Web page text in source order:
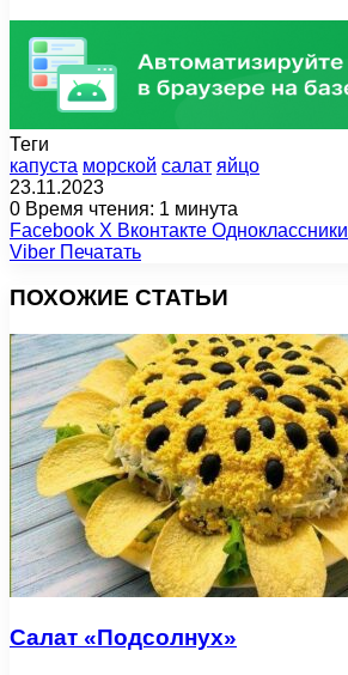
Теги
капуста морской салат яйцо
23.11.2023
0 Время чтения: 1 минута
Facebook X Вконтакте Одноклассники
Viber Печатать
ПОХОЖИЕ СТАТЬИ
Салат «Подсолнух»